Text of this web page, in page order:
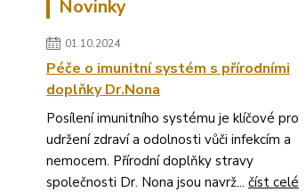
Novinky
01.10.2024
Péče o imunitní systém s přírodními
doplňky Dr.Nona
Posílení imunitního systému je klíčové pro
udržení zdraví a odolnosti vůči infekcím a
nemocem. Přírodní doplňky stravy
společnosti Dr. Nona jsou navrž... číst celé